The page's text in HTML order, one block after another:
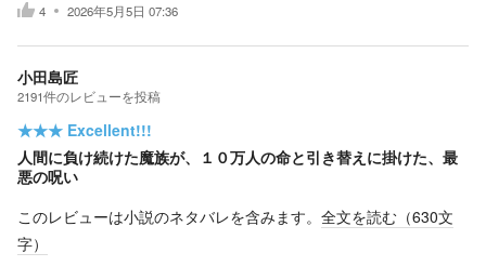
4 2026年5月5日 07:36
小田島匠
2191件のレビューを投稿
★★★ Excellent!!!
人間に負け続けた魔族が、１０万人の命と引き替えに掛けた、最
悪の呪い
このレビューは小説のネタバレを含みます。 全文を読む（630文
字）